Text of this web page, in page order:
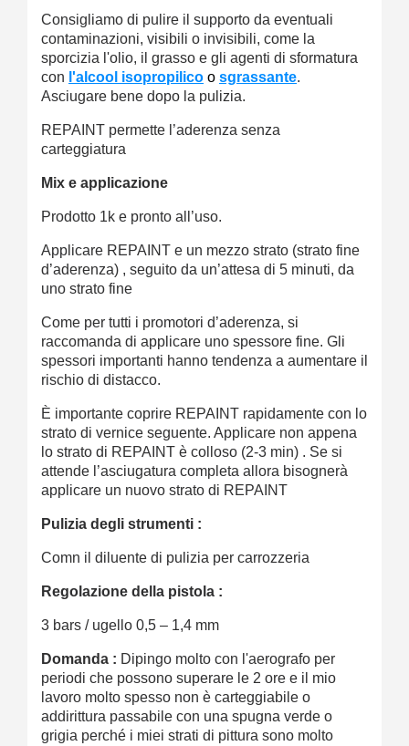
Consigliamo di pulire il supporto da eventuali
contaminazioni, visibili o invisibili, come la
sporcizia l'olio, il grasso e gli agenti di sformatura
con l'alcool isopropilico o sgrassante.
Asciugare bene dopo la pulizia.
REPAINT permette l’aderenza senza
carteggiatura
Mix e applicazione
Prodotto 1k e pronto all’uso.
Applicare REPAINT e un mezzo strato (strato fine
d’aderenza) , seguito da un’attesa di 5 minuti, da
uno strato fine
Come per tutti i promotori d’aderenza, si
raccomanda di applicare uno spessore fine. Gli
spessori importanti hanno tendenza a aumentare il
rischio di distacco.
È importante coprire REPAINT rapidamente con lo
strato di vernice seguente. Applicare non appena
lo strato di REPAINT è colloso (2-3 min) . Se si
attende l’asciugatura completa allora bisognerà
applicare un nuovo strato di REPAINT
Pulizia degli strumenti :
Comn il diluente di pulizia per carrozzeria
Regolazione della pistola :
3 bars / ugello 0,5 – 1,4 mm
Domanda : Dipingo molto con l'aerografo per
periodi che possono superare le 2 ore e il mio
lavoro molto spesso non è carteggiabile o
addirittura passabile con una spugna verde o
grigia perché i miei strati di pittura sono molto